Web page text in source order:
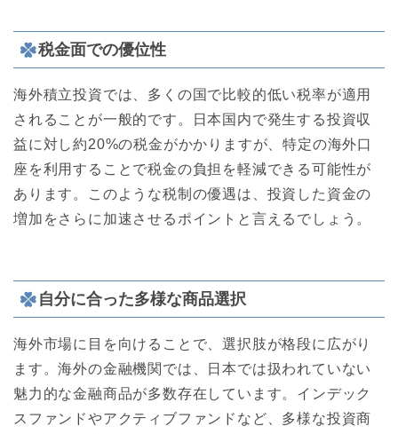
税金面での優位性
海外積立投資では、多くの国で比較的低い税率が適用
されることが一般的です。日本国内で発生する投資収
益に対し約20%の税金がかかりますが、特定の海外口
座を利用することで税金の負担を軽減できる可能性が
あります。このような税制の優遇は、投資した資金の
増加をさらに加速させるポイントと言えるでしょう。
自分に合った多様な商品選択
海外市場に目を向けることで、選択肢が格段に広がり
ます。海外の金融機関では、日本では扱われていない
魅力的な金融商品が多数存在しています。インデック
スファンドやアクティブファンドなど、多様な投資商